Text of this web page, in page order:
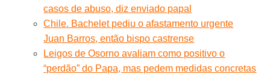
casos de abuso, diz enviado papal
Chile. Bachelet pediu o afastamento urgente
Juan Barros, então bispo castrense
Leigos de Osorno avaliam como positivo o
“perdão” do Papa, mas pedem medidas concretas